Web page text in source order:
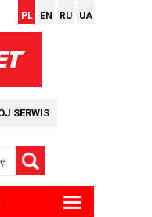
PL EN RU UA
SERWIS